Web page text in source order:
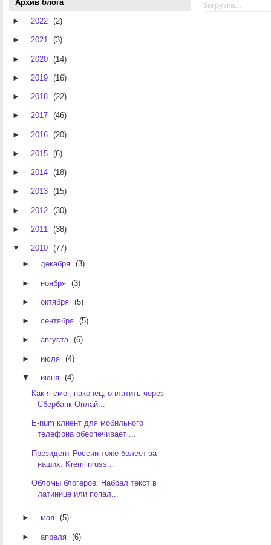
Архив блога
► 2022 (2)
► 2021 (3)
► 2020 (14)
► 2019 (16)
► 2018 (22)
► 2017 (46)
► 2016 (20)
► 2015 (6)
► 2014 (18)
► 2013 (15)
► 2012 (30)
► 2011 (38)
▼ 2010 (77)
►
декабря (3)
► ноября (3)
► октября (5)
► сентября (5)
► августа (6)
► июля (4)
▼ июня
(4)
Как я смог, наконец, оплатить через
Сбербанк Онлай...
E-num клиент для мобильного
телефона обеспечивает ...
Президент России тоже болеет за
наших. Kremlinruss...
Обломы блогеров. Набрал текст в
латинице или попал...
► мая (5)
► апреля (6)
Загрузка...